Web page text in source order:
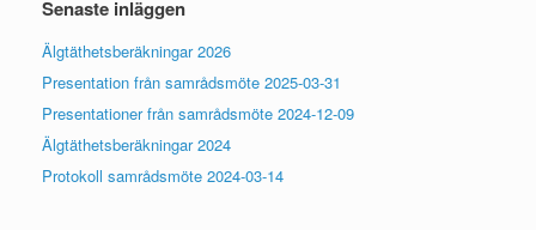
Senaste inläggen
Älgtäthetsberäkningar 2026
Presentation från samrådsmöte 2025-03-31
Presentationer från samrådsmöte 2024-12-09
Älgtäthetsberäkningar 2024
Protokoll samrådsmöte 2024-03-14